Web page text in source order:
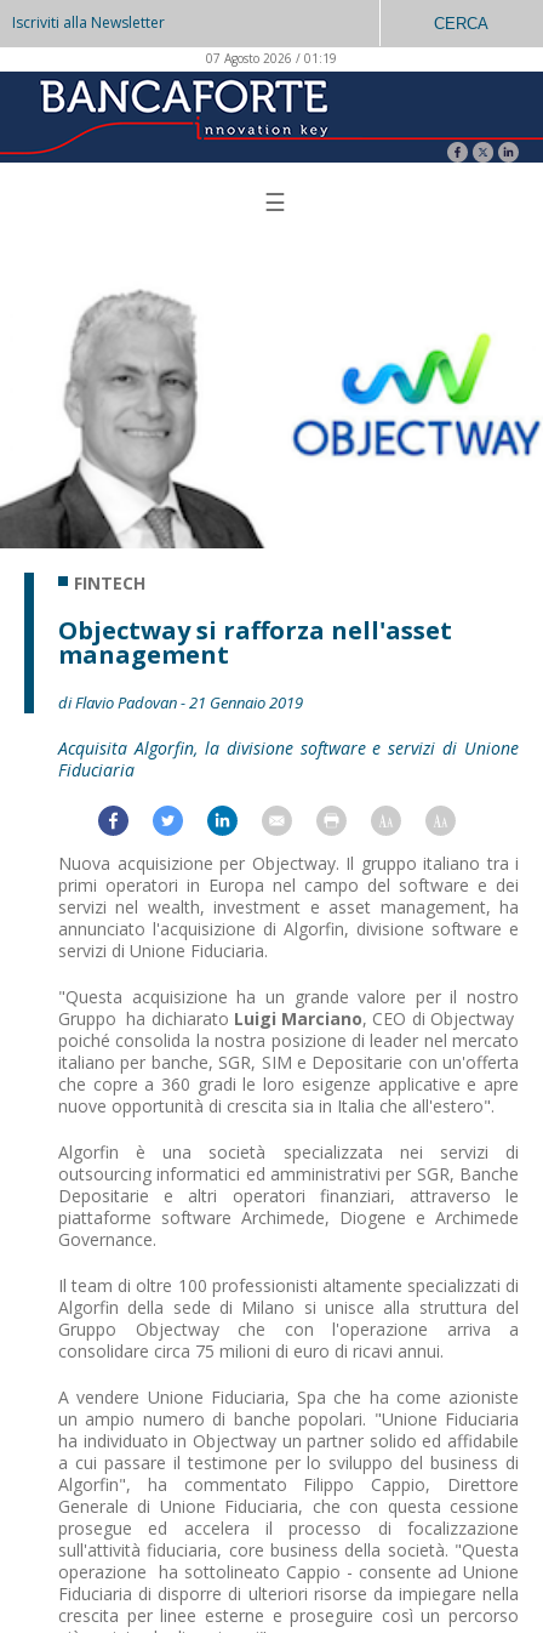
Iscriviti alla Newsletter CERCA
07 Agosto 2026 / 01:19
☰
FINTECH
Objectway si rafforza nell'asset
management
di Flavio Padovan - 21 Gennaio 2019
Acquisita Algorfin, la divisione software e servizi di Unione
Fiduciaria
Nuova acquisizione per Objectway. Il gruppo italiano tra i
primi operatori in Europa nel campo del software e dei
servizi nel wealth, investment e asset management, ha
annunciato l'acquisizione di Algorfin, divisione software e
servizi di Unione Fiduciaria.
"Questa acquisizione ha un grande valore per il nostro
Gruppo  ha dichiarato Luigi Marciano, CEO di Objectway 
poiché consolida la nostra posizione di leader nel mercato
italiano per banche, SGR, SIM e Depositarie con un'offerta
che copre a 360 gradi le loro esigenze applicative e apre
nuove opportunità di crescita sia in Italia che all'estero".
Algorfin è una società specializzata nei servizi di
outsourcing informatici ed amministrativi per SGR, Banche
Depositarie e altri operatori finanziari, attraverso le
piattaforme software Archimede, Diogene e Archimede
Governance.
Il team di oltre 100 professionisti altamente specializzati di
Algorfin della sede di Milano si unisce alla struttura del
Gruppo Objectway che con l'operazione arriva a
consolidare circa 75 milioni di euro di ricavi annui.
A vendere Unione Fiduciaria, Spa che ha come azioniste
un ampio numero di banche popolari. "Unione Fiduciaria
ha individuato in Objectway un partner solido ed affidabile
a cui passare il testimone per lo sviluppo del business di
Algorfin", ha commentato Filippo Cappio, Direttore
Generale di Unione Fiduciaria, che con questa cessione
prosegue ed accelera il processo di focalizzazione
sull'attività fiduciaria, core business della società. "Questa
operazione  ha sottolineato Cappio - consente ad Unione
Fiduciaria di disporre di ulteriori risorse da impiegare nella
crescita per linee esterne e proseguire così un percorso